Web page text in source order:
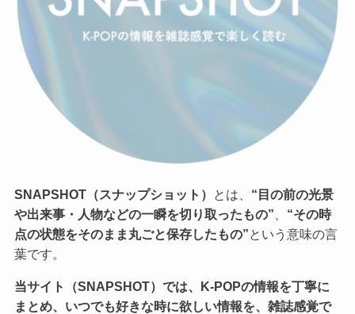
SNAPSHOT（スナップショット） とは、 “目の前の光景
や出来事・人物などの一瞬を切り取ったもの”
“その時
点の状態をそのまま丸ごと保存したもの”という意味の言
葉です。
当サイト（SNAPSHOT）では、K-POPの情報を丁寧に
まとめ、いつでも好きな時に欲しい情報を、雑誌感覚で